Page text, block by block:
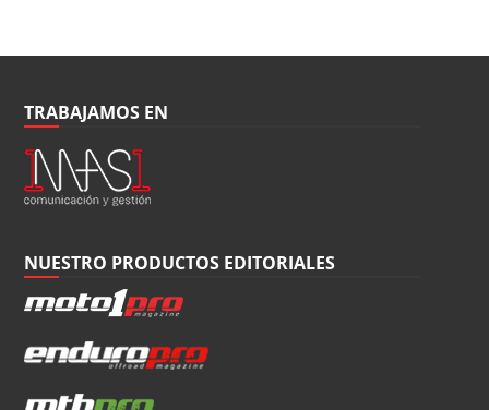
TRABAJAMOS EN
NUESTRO PRODUCTOS EDITORIALES